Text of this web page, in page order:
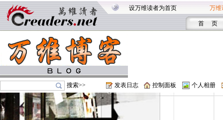
设万维读者为首页 万维
首 页
搜索>> 发表日志 控制面板 个人相册